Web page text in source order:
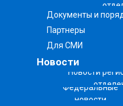
Новости
Документы и
Партнеры
Для СМИ
Новости
Федеральные
новости